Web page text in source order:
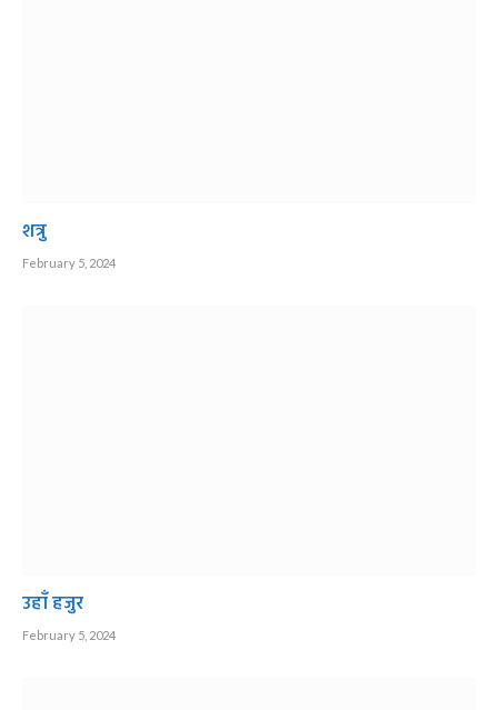
शत्रु
February 5, 2024
उहाँ हजुर
February 5, 2024